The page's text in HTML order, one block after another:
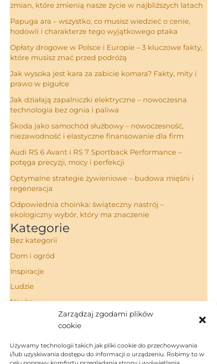
Zarządzaj zgodami plików
cookie
Używamy technologii takich jak pliki cookie do przechowywania
i/lub uzyskiwania dostępu do informacji o urządzeniu. Robimy to w
zmian, które zmienią nasze życie w najbliższych latach
Papuga ara – wszystko, co musisz wiedzieć o cenie,
hodowli i charakterze tego wyjątkowego ptaka
Opłaty drogowe w Polsce i Europie – 3 kluczowe fakty,
które musisz znać przed podróżą
Jak wysoka jest kara za zabicie komara? Fakty, mity i
prawo w pigułce
Jak działają zapalniczki elektryczne – nowoczesna
technologia bez ognia i paliwa
Škoda jako samochód służbowy – nowoczesność,
niezawodność i elastyczne finansowanie dla firm
Audi RS 6 Avant i RS 7 Sportback Performance –
potęga precyzji, mocy i perfekcji
Optymalne strategie żywieniowe – budowa mięśni i
regeneracja
Odpowiednia choinka: świąteczny nastrój –
ekologiczny wybór, który ma znaczenie
Kategorie
Bez kategorii
Dom i ogród
Inspiracje
Ludzie
Nauka